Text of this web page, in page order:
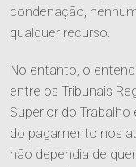
condenação,
qualquer recurso.
No entanto, o
entre os Tribunais
Superior do
do pagamento nos
não dependia de